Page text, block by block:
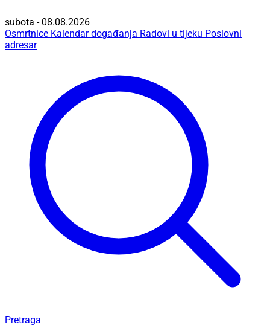
subota - 08.08.2026
Osmrtnice Kalendar događanja Radovi u tijeku Poslovni
adresar
Pretraga